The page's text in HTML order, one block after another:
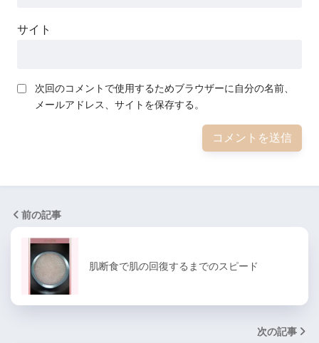
サイト
次回のコメントで使用するためブラウザーに自分の名前、
メールアドレス、サイトを保存する。
前の記事
肌断食で肌の回復するまでのスピード
次の記事